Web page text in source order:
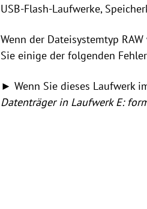
USB-Flash-Laufwerke,
Wenn der Dateisystemtyp
Sie einige der folgenden
► Wenn Sie dieses Laufwerk
Datenträger in Laufwerk E: